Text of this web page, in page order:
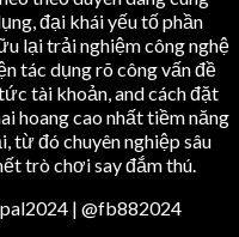
đại khái yếu tố phần
lại trải nghiệm công nghệ
tác dụng rõ công vấn đề
tài khoản, and cách đặt
hoang cao nhất tiềm năng
từ đó chuyên nghiệp sâu
trò chơi say đắm thú.
| @fb882024